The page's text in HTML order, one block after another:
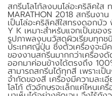
สกรีนโลโก้ลงบนโล่อะคริลิคใ
MARATHON 2018 สกรีนงา
เป็นโล่อะคริลิคสีใสทรงดอกบั
Y K เหมาะสำหรับแจกเป็นขอ
รูปภาพลงบนวัสดุผิวเรียบทุก
ประเทศญี่ปุ่น ซึ่งตัวเครื่องจะมีค
ของงานสกรีนมากกว่าเครื่อง
ออกมาค่อนข้างได้ตรงถึง
สามารถสกรีนได้ทุกสี เพราะเ
จำกัดของสี เครื่องมีความละ
โลโก้ ตัวอักษรจะเล็กแค่ไหนเ